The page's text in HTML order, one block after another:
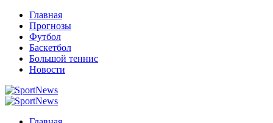
Перейти
содержимому
Главная
Прогнозы
Футбол
Баскетбол
Большой теннис
Новости
Primary